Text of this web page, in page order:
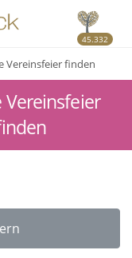
45.332
Vereinsfeier finden